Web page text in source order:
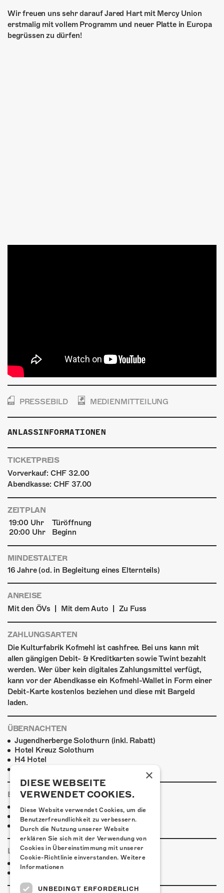
Wir freuen uns sehr darauf Jared Hart mit Mercy Union
erstmalig mit vollem Programm und neuer Platte in Europa
begrüssen zu dürfen!
PRESSEBILD MEDIENMITTEILUNG
ANLASSINFORMATIONEN
TICKETPREIS
Vorverkauf: CHF 32.00
Abendkasse: CHF 37.00
ZEITPLAN
19:00 Uhr
Türöffnung
20:00 Uhr
Beginn
MINDESTALTER
16 Jahre (od. in Begleitung eines Elternteils)
ANREISE
Mit den ÖVs
Mit dem Auto Zu Fuss
ZAHLUNGSARTEN
Die Kulturfabrik Kofmehl ist cashfree. Bei uns kann mit
allen gängigen Debit- & Kreditkarten sowie Twint bezahlt
werden. Wer über kein digitales Zahlungsmittel verfügt,
kann vor der Abendkasse ein Kofmehl-Wallet in Form einer
Debit-Karte kostenlos beziehen und diese mit Bargeld
laden.
ÜBERNACHTEN
Jugendherberge Solothurn (inkl. Rabatt)
Hotel Kreuz Solothurn
H4 Hotel
ESSENSTIPPS
Pier 11
Restaurant Kreuz
Pittaria
LINKS & PARTNER
Facebook-Event
×
DIESE WEBSEITE
VERWENDET COOKIES.
Diese Website verwendet Cookies, um die
Benutzerfreundlichkeit zu verbessern.
Durch die Nutzung unserer Website
erklären Sie sich mit der Verwendung von
Cookies in Übereinstimmung mit unserer
Cookie-Richtlinie einverstanden. Weitere
Informationen
UNBEDINGT ERFORDERLICH